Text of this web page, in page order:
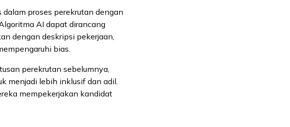
proses perekrutan dengan
AI dapat dirancang
dengan deskripsi pekerjaan,
bias.
perekrutan sebelumnya,
menjadi lebih inklusif dan adil.
mempekerjakan kandidat